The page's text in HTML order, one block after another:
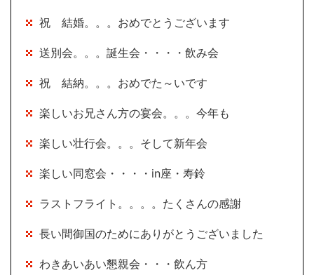
祝 結婚。。。おめでとうございます
送別会。。。誕生会・・・・飲み会
祝 結納。。。おめでた～いです
楽しいお兄さん方の宴会。。。今年も
楽しい壮行会。。。そして新年会
楽しい同窓会・・・・in座・寿鈴
ラストフライト。。。。たくさんの感謝
長い間御国のためにありがとうございました
わきあいあい懇親会・・・飲ん方